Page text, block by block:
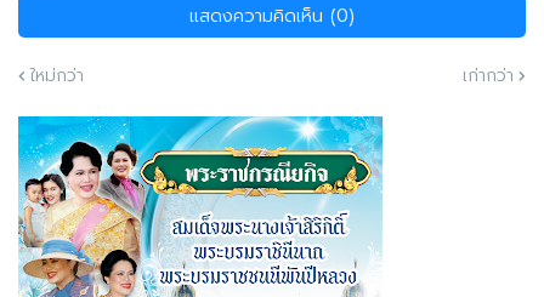
แสดงความคิดเห็น (0)
ใหม่กว่า เก่ากว่า